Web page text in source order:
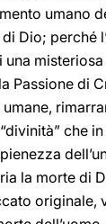
umano
Dio; perché
Passione di
che
la morte di
originale,